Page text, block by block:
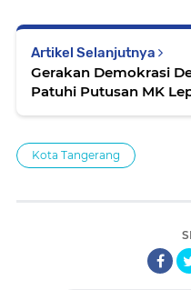
Artikel Selanjutnya
Gerakan Demokrasi
Patuhi Putusan MK
Kota Tangerang